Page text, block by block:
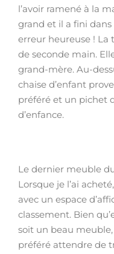
l’avoir ramené à la
grand et il a fini
erreur heureuse ! La
de seconde main.
grand-mère. Au-
chaise d’enfant
préféré et un pichet
d’enfance.
Le dernier meuble
Lorsque je l’ai
avec un espace
classement. Bien
soit un beau
préféré attendre de